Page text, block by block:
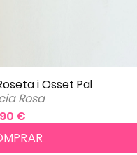
i Osset Pal
Rosa
€